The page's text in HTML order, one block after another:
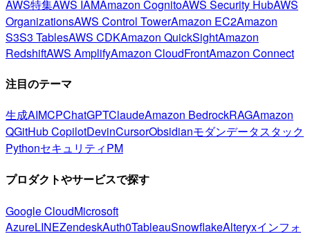
AWS特集AWS IAMAmazon CognitoAWS Security HubAWS
OrganizationsAWS Control TowerAmazon EC2Amazon
S3S3 TablesAWS CDKAmazon QuickSightAmazon
RedshiftAWS AmplifyAmazon CloudFrontAmazon Connect
注目のテーマ
生成AIMCPChatGPTClaudeAmazon BedrockRAGAmazon
QGitHub CopilotDevinCursorObsidianモダンデータスタック
PythonセキュリティPM
プロダクトやサービスで探す
Google CloudMicrosoft
AzureLINEZendeskAuth0TableauSnowflakeAlteryxインフォ